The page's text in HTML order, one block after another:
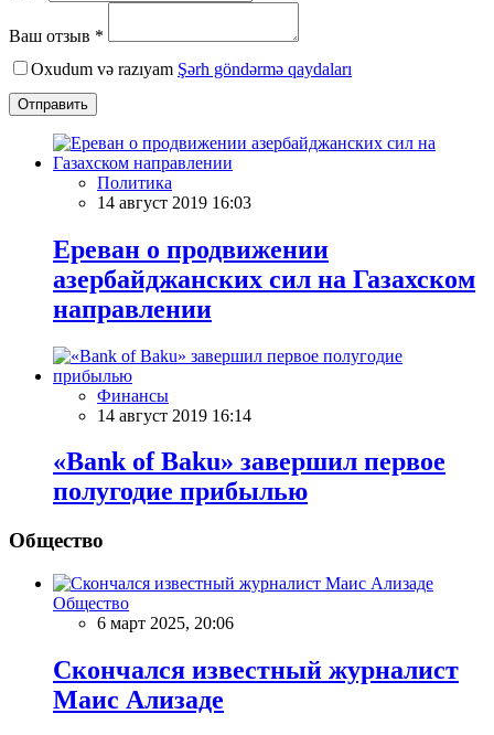
Ваш отзыв *
Oxudum və razıyam Şərh göndərmə qaydaları
Отправить
Политика
14 август 2019 16:03
Ереван о продвижении
азербайджанских сил на Газахском
направлении
Финансы
14 август 2019 16:14
«Bank of Baku» завершил первое
полугодие прибылью
Общество
Общество
6 март 2025, 20:06
Скончался известный журналист
Маис Ализаде